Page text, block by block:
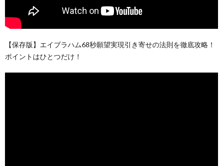
【保存版】エイブラハム68秒願望実現引き寄せの法則を徹底攻略！
ポイントはひとつだけ！